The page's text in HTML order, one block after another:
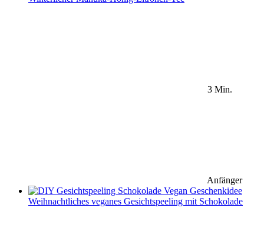
3 Min.
Anfänger
Weihnachtliches veganes Gesichtspeeling mit Schokolade